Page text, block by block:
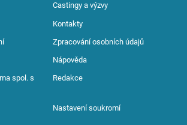
Castingy a výzvy
Kontakty
Zpracování osobních údajů
Nápověda
spol. s
Redakce
Nastavení soukromí